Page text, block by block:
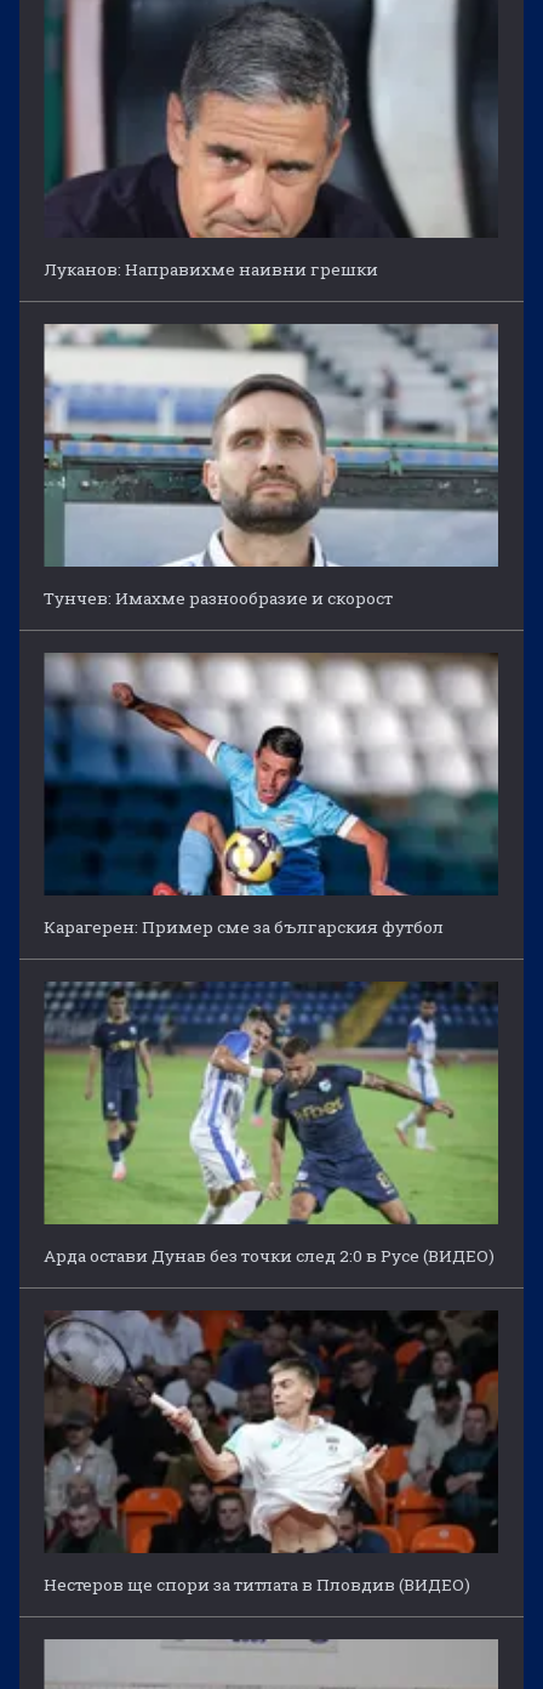
Луканов: Направихме наивни грешки
Тунчев: Имахме разнообразие и скорост
Карагерен: Пример сме за българския футбол
Арда остави Дунав без точки след 2:0 в Русе (ВИДЕО)
Нестеров ще спори за титлата в Пловдив (ВИДЕО)